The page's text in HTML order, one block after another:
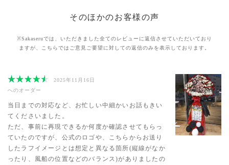
そのほかのお客様の声
※Sakaseruでは、いただきました全てのレビューに返信させていただいており
ますが、
こちらではご意見ご要望に対しての返信のみを表示しております。
2025年11月16日
へのオーダー
当日までの対応など、お忙しい中細かいお話もきい
てくださいました。
ただ、事前に再現できるか何度か確認させてもらっ
ていたのですが、公式のロゴや、こちらからお送り
したラフイメージとは想定と異なる箇所(縦線がなか
ったり、風船の位置などのバランス)がありましたの